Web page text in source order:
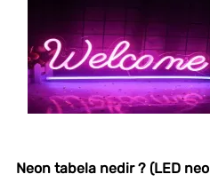
Neon tabela nedir ? (LED